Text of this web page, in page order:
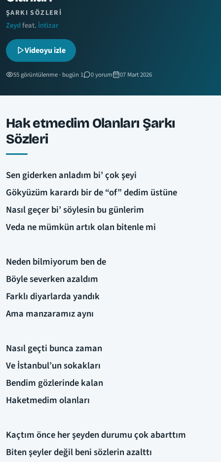
ŞARKI SÖZLERI
Zeydfeat. İntizar
Videoyu izle
55 görüntülenme · bugün 1 0 yorum 07 Mart 2026
Hak etmedim Olanları Şarkı
Sözleri
Sen giderken anladım bi’ çok şeyi
Gökyüzüm karardı bir de “of” dedim üstüne
Nasıl geçer bi’ söylesin bu günlerim
Veda ne mümkün artık olan bitenle mi
Neden bilmiyorum ben de
Böyle severken azaldım
Farklı diyarlarda yandık
Ama manzaramız aynı
Nasıl geçti bunca zaman
Ve İstanbul’un sokakları
Bendim gözlerinde kalan
Haketmedim olanları
Kaçtım önce her şeyden durumu çok abarttım
Biten şeyler değil beni sözlerin azalttı